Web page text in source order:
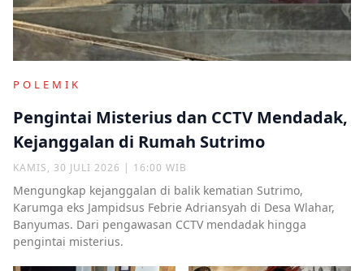
POLEMIK
Pengintai Misterius dan CCTV Mendadak,
Kejanggalan di Rumah Sutrimo
KAMIS, 30 JULI 2026 | 16:00 WIB
Mengungkap kejanggalan di balik kematian Sutrimo,
Karumga eks Jampidsus Febrie Adriansyah di Desa Wlahar,
Banyumas. Dari pengawasan CCTV mendadak hingga
pengintai misterius.